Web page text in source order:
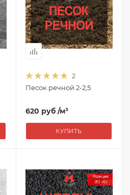
2
Песок речной 2-2,5
620 руб /м³
КУПИТЬ